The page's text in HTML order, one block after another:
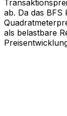
ab. Da das BFS
als belastbare